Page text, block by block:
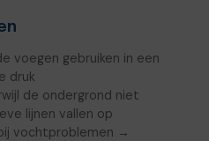
voegen gebruiken in een
druk
de ondergrond niet
lijnen vallen op
vochtproblemen →